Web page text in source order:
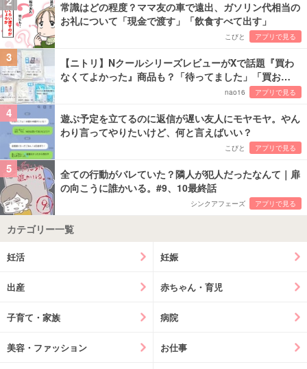
常識はどの程度？ママ友の車で遠出、ガソリン代相当の
お礼について「現金で渡す」「飲食すべて出す」
こびと アプリで見る
3
【ニトリ】NクールシリーズレビューがXで話題『買わ
なくてよかった』商品も？「待ってました」「買お…
nao16 アプリで見る
4
遊ぶ予定を立てるのに返信が遅い友人にモヤモヤ。やん
わり言ってやりたいけど、何と言えばいい？
こびと アプリで見る
5
全ての行動がバレていた？隣人が犯人だったなんて｜扉
の向こうに誰かいる。#9、10最終話
シンクアフェーズ アプリで見る
カテゴリー一覧
妊活 妊娠
出産 赤ちゃん・育児
子育て・家族 病院
美容・ファッション お仕事